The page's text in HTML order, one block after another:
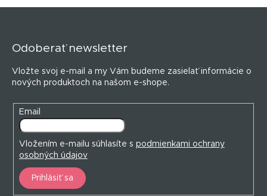
Odoberať newsletter
Vložte svoj e-mail a my Vám budeme zasielať informácie o
nových produktoch na našom e-shope.
Email
Vložením e-mailu súhlasíte s podmienkami ochrany
osobných údajov
Prihlásiť sa